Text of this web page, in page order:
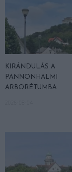
KIRÁNDULÁS A
PANNONHALMI
ARBORÉTUMBA